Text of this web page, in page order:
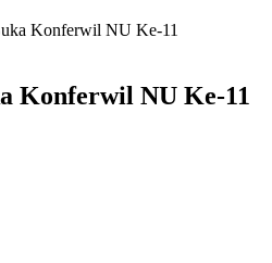
Konferwil NU Ke-11
Konferwil NU Ke-11